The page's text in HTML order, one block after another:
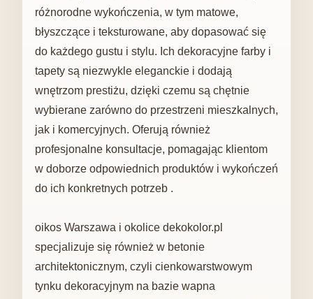
różnorodne wykończenia, w tym matowe,
błyszczące i teksturowane, aby dopasować się
do każdego gustu i stylu. Ich dekoracyjne farby i
tapety są niezwykle eleganckie i dodają
wnętrzom prestiżu, dzięki czemu są chętnie
wybierane zarówno do przestrzeni mieszkalnych,
jak i komercyjnych. Oferują również
profesjonalne konsultacje, pomagając klientom
w doborze odpowiednich produktów i wykończeń
do ich konkretnych potrzeb .
oikos Warszawa i okolice dekokolor.pl
specjalizuje się również w betonie
architektonicznym, czyli cienkowarstwowym
tynku dekoracyjnym na bazie wapna